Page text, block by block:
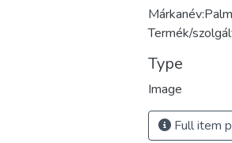
Termék/
Type
Image
Full item